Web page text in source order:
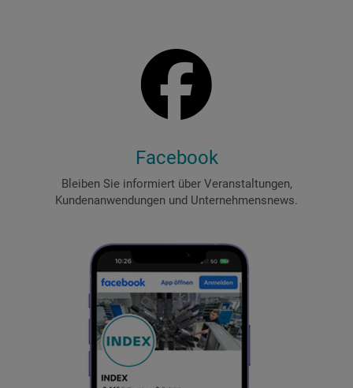
Facebook
Bleiben Sie informiert über Veranstaltungen,
Kundenanwendungen und Unternehmensnews.